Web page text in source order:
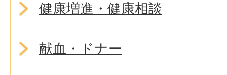
健康増進・健康相談
献血・ドナー